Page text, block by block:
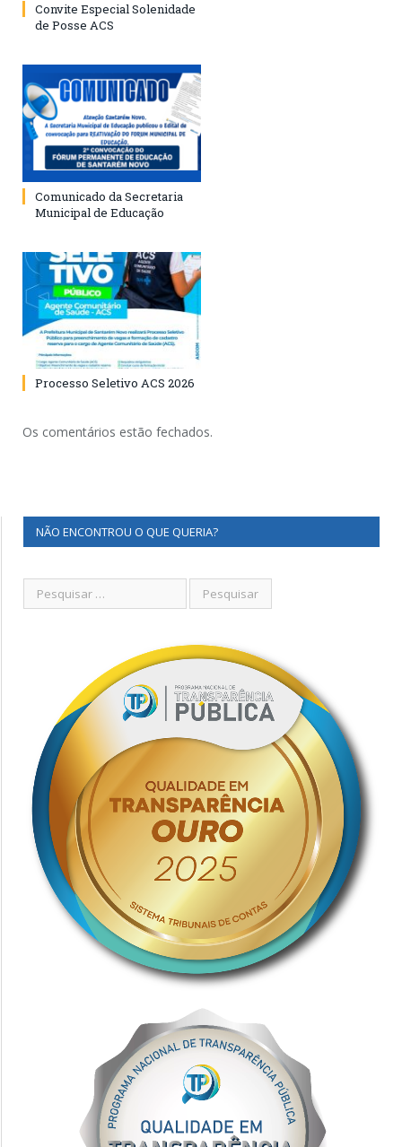
Convite Especial Solenidade
de Posse ACS
Comunicado da Secretaria
Municipal de Educação
Processo Seletivo ACS 2026
Os comentários estão fechados.
NÃO ENCONTROU O QUE QUERIA?